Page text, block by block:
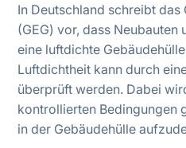
In Deutschland schreibt
(GEG) vor, dass Neubauten
eine luftdichte
Luftdichtheit kann durch
überprüft werden. Dabei
kontrollierten Bedingungen
in der Gebäudehülle